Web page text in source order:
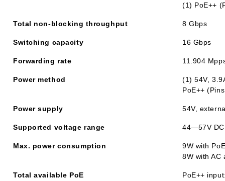
(1) PoE++
Total non-blocking throughput 8 Gbps
Switching capacity 16 Gbps
Forwarding rate 11.904
Power method
(1) 54V,
PoE++
Power supply 54V,
Supported voltage range 44—57V DC
Max. power consumption
9W with
8W with AC
Total available PoE
PoE++